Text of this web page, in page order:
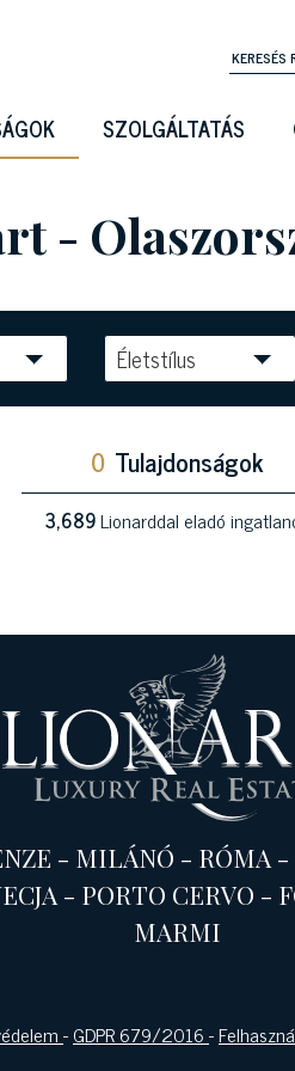
SZOLGÁLTATÁS
-
Életstílus
0 Tulajdonságok
3,689Lionarddal eladó
- MILÁNÓ - RÓMA -
- PORTO CERVO -
MARMI
-GDPR 679/2016-